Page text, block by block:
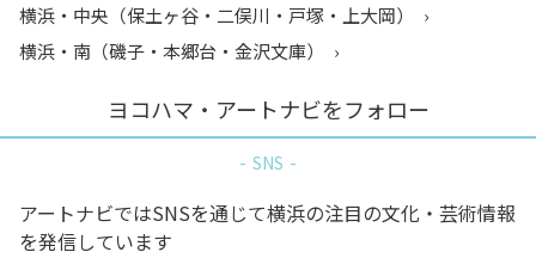
横浜・中央（保土ヶ谷・二俣川・戸塚・上大岡）
横浜・南（磯子・本郷台・金沢文庫）
ヨコハマ・アートナビをフォロー
SNS
アートナビではSNSを通じて横浜の注目の文化・芸術情報
を発信しています